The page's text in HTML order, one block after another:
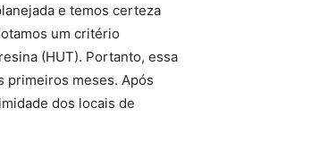
e temos certeza
um critério
(HUT). Portanto, essa
primeiros meses. Após
dos locais de